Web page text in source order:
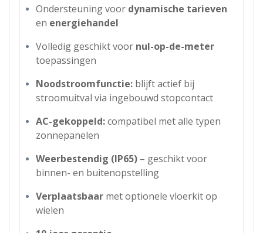
Ondersteuning voor dynamische tarieven
en energiehandel
Volledig geschikt voor nul-op-de-meter
toepassingen
Noodstroomfunctie: blijft actief bij
stroomuitval via ingebouwd stopcontact
AC-gekoppeld:compatibel met alle typen
zonnepanelen
Weerbestendig (IP65) – geschikt voor
binnen- en buitenopstelling
Verplaatsbaar met optionele vloerkit op
wielen